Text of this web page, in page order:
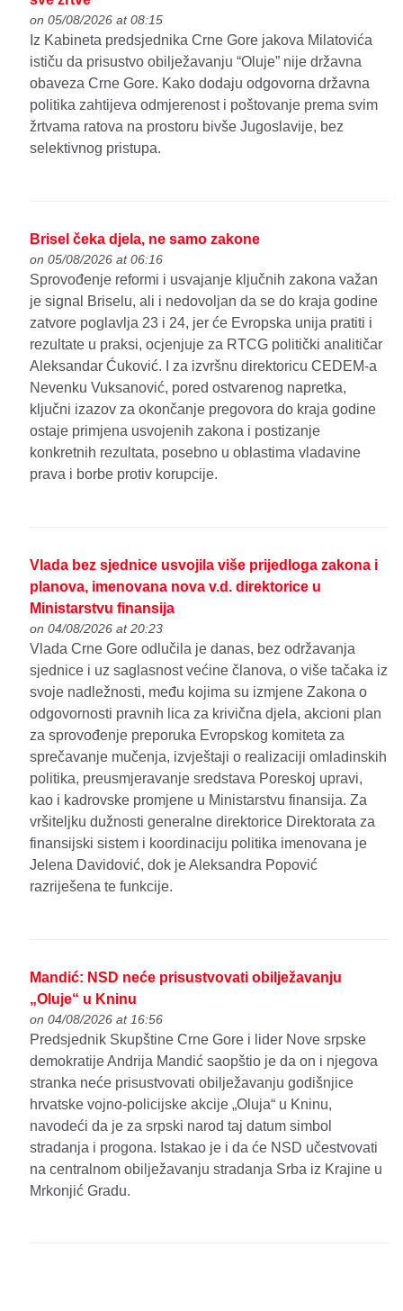
on 05/08/2026 at 08:15
Iz Kabineta predsjednika Crne Gore jakova Milatovića
ističu da prisustvo obilježavanju “Oluje” nije državna
obaveza Crne Gore. Kako dodaju odgovorna državna
politika zahtijeva odmjerenost i poštovanje prema svim
žrtvama ratova na prostoru bivše Jugoslavije, bez
selektivnog pristupa.
Brisel čeka djela, ne samo zakone
on 05/08/2026 at 06:16
Sprovođenje reformi i usvajanje ključnih zakona važan
je signal Briselu, ali i nedovoljan da se do kraja godine
zatvore poglavlja 23 i 24, jer će Evropska unija pratiti i
rezultate u praksi, ocjenjuje za RTCG politički analitičar
Aleksandar Ćuković. I za izvršnu direktoricu CEDEM-a
Nevenku Vuksanović, pored ostvarenog napretka,
ključni izazov za okončanje pregovora do kraja godine
ostaje primjena usvojenih zakona i postizanje
konkretnih rezultata, posebno u oblastima vladavine
prava i borbe protiv korupcije.
Vlada bez sjednice usvojila više prijedloga zakona i
planova, imenovana nova v.d. direktorice u
Ministarstvu finansija
on 04/08/2026 at 20:23
Vlada Crne Gore odlučila je danas, bez održavanja
sjednice i uz saglasnost većine članova, o više tačaka iz
svoje nadležnosti, među kojima su izmjene Zakona o
odgovornosti pravnih lica za krivična djela, akcioni plan
za sprovođenje preporuka Evropskog komiteta za
sprečavanje mučenja, izvještaji o realizaciji omladinskih
politika, preusmjeravanje sredstava Poreskoj upravi,
kao i kadrovske promjene u Ministarstvu finansija. Za
vršiteljku dužnosti generalne direktorice Direktorata za
finansijski sistem i koordinaciju politika imenovana je
Jelena Davidović, dok je Aleksandra Popović
razriješena te funkcije.
Mandić: NSD neće prisustvovati obilježavanju
„Oluje“ u Kninu
on 04/08/2026 at 16:56
Predsjednik Skupštine Crne Gore i lider Nove srpske
demokratije Andrija Mandić saopštio je da on i njegova
stranka neće prisustvovati obilježavanju godišnjice
hrvatske vojno-policijske akcije „Oluja“ u Kninu,
navodeći da je za srpski narod taj datum simbol
stradanja i progona. Istakao je i da će NSD učestvovati
na centralnom obilježavanju stradanja Srba iz Krajine u
Mrkonjić Gradu.